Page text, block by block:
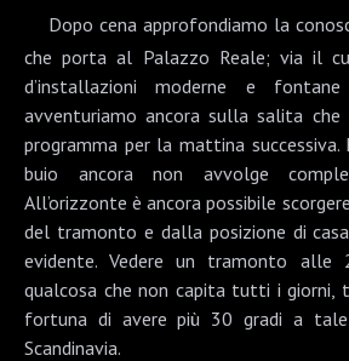
Dopo cena approfondiamo la
che porta al Palazzo Reale; via il
d’installazioni moderne e
avventuriamo ancora sulla salita
programma per la mattina
buio ancora non avvolge
All’orizzonte è ancora possibile
del tramonto e dalla posizione di
evidente. Vedere un tramonto
qualcosa che non capita tutti i giorni,
fortuna di avere più 30 gradi a
Scandinavia.